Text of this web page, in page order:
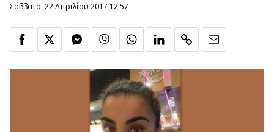
Σάββατο, 22 Απριλίου 2017 12:57